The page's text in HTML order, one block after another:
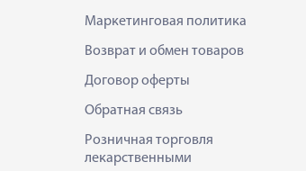
Маркетинговая политика
Возврат и обмен товаров
Договор оферты
Обратная связь
Розничная торговля
лекарственными